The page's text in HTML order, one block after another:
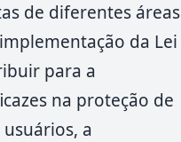
de diferentes áreas
da Lei
para a
na proteção de
a